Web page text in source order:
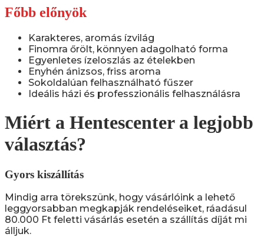
Főbb előnyök
Karakteres, aromás ízvilág
Finomra őrölt, könnyen adagolható forma
Egyenletes ízeloszlás az ételekben
Enyhén ánizsos, friss aroma
Sokoldalúan felhasználható fűszer
Ideális házi és professzionális felhasználásra
Miért a Hentescenter a legjobb
választás?
Gyors kiszállítás
Mindig arra törekszünk, hogy vásárlóink a lehető
leggyorsabban megkapják rendeléseiket, ráadásul
80.000 Ft feletti vásárlás esetén a szállítás díját mi
álljuk.